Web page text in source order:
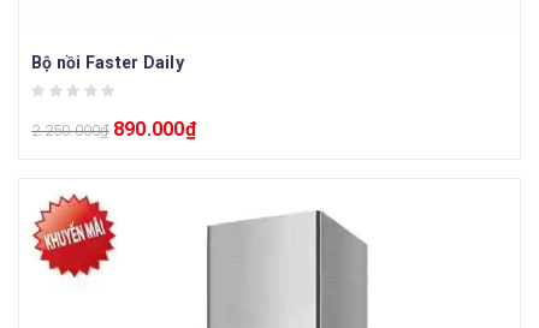
Bộ nồi Faster Daily
2.250.000₫ 890.000₫